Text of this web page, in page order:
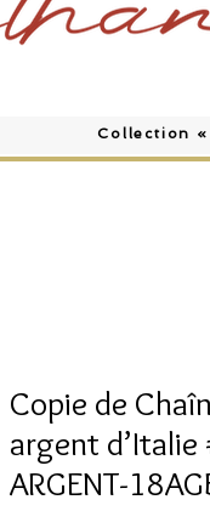
Collection
Copie de
argent d’Italie
ARGENT-